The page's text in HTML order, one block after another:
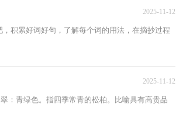
2025-11-12
积累好词好句，了解每个词的用法，在摘抄过程
2025-11-12
青绿色。指四季常青的松柏。比喻具有高贵品